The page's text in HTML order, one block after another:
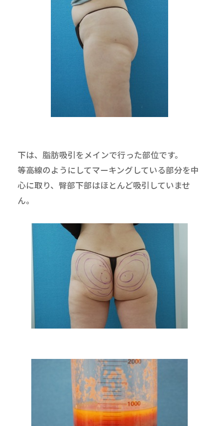
下は、脂肪吸引をメインで行った部位です。
等高線のようにしてマーキングしている部分を中
心に取り、臀部下部はほとんど吸引していませ
ん。